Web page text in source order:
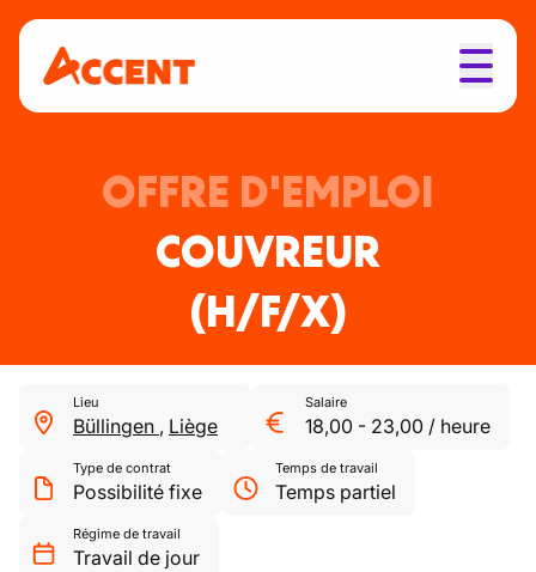
OFFRE D'EMPLOI
COUVREUR
(H/F/X)
Lieu
Büllingen , Liège
Salaire
18,00 - 23,00 / heure
Type de contrat
Possibilité fixe
Temps de travail
Temps partiel
Régime de travail
Travail de jour